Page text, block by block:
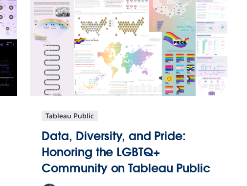
Tableau Public
Data, Diversity, and Pride:
Honoring the LGBTQ+
Community on Tableau Public